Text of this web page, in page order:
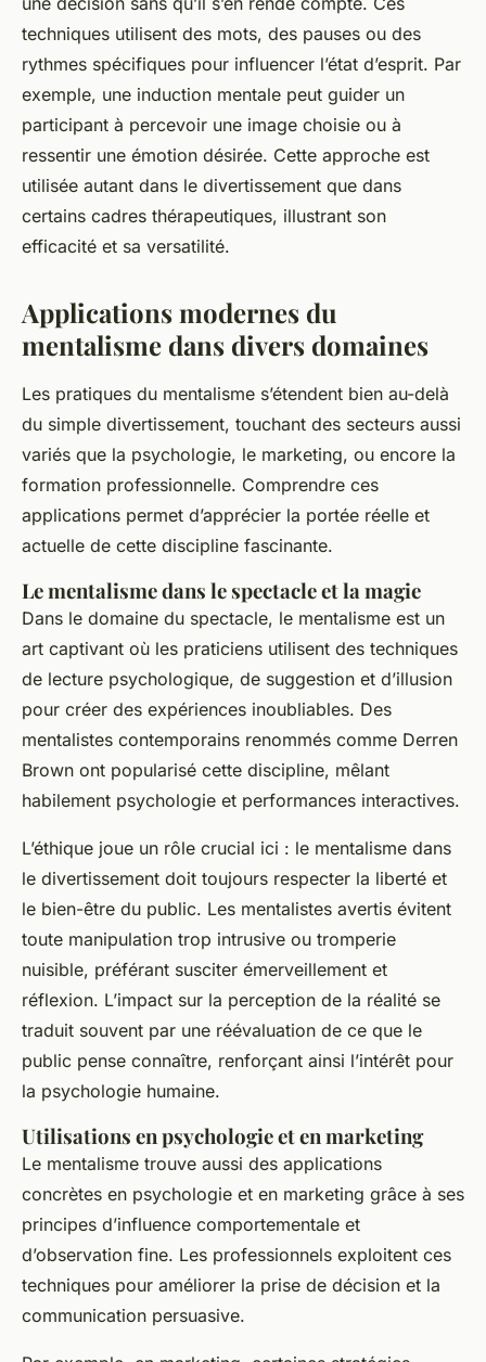
techniques utilisent des mots, des pauses ou des
rythmes spécifiques pour influencer l’état d’esprit. Par
exemple, une induction mentale peut guider un
participant à percevoir une image choisie ou à
ressentir une émotion désirée. Cette approche est
utilisée autant dans le divertissement que dans
certains cadres thérapeutiques, illustrant son
efficacité et sa versatilité.
Applications modernes du
mentalisme dans divers domaines
Les pratiques du mentalisme s’étendent bien au-delà
du simple divertissement, touchant des secteurs aussi
variés que la psychologie, le marketing, ou encore la
formation professionnelle. Comprendre ces
applications permet d’apprécier la portée réelle et
actuelle de cette discipline fascinante.
Le mentalisme dans le spectacle et la magie
Dans le domaine du spectacle, le mentalisme est un
art captivant où les praticiens utilisent des techniques
de lecture psychologique, de suggestion et d’illusion
pour créer des expériences inoubliables. Des
mentalistes contemporains renommés comme Derren
Brown ont popularisé cette discipline, mêlant
habilement psychologie et performances interactives.
L’éthique joue un rôle crucial ici : le mentalisme dans
le divertissement doit toujours respecter la liberté et
le bien-être du public. Les mentalistes avertis évitent
toute manipulation trop intrusive ou tromperie
nuisible, préférant susciter émerveillement et
réflexion. L’impact sur la perception de la réalité se
traduit souvent par une réévaluation de ce que le
public pense connaître, renforçant ainsi l’intérêt pour
la psychologie humaine.
Utilisations en psychologie et en marketing
Le mentalisme trouve aussi des applications
concrètes en psychologie et en marketing grâce à ses
principes d’influence comportementale et
d’observation fine. Les professionnels exploitent ces
techniques pour améliorer la prise de décision et la
communication persuasive.